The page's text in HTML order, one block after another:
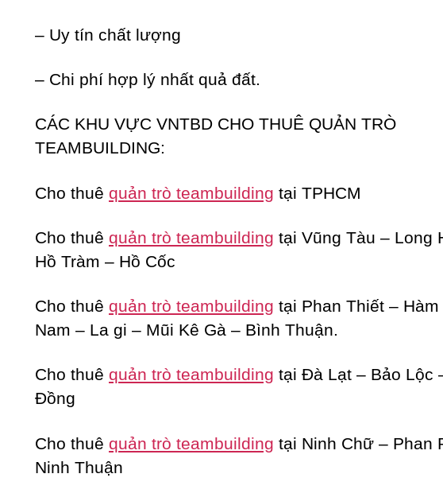
– Uy tín chất lượng
– Chi phí hợp lý nhất quả đất.
CÁC KHU VỰC VNTBD CHO THUÊ QUẢN TRÒ
TEAMBUILDING:
Cho thuê quản trò teambuilding tại TPHCM
Cho thuê quản trò teambuilding tại Vũng Tàu – Long
Hồ Tràm – Hồ Cốc
Cho thuê quản trò teambuilding tại Phan Thiết – Hàm
Nam – La gi – Mũi Kê Gà – Bình Thuận.
Cho thuê quản trò teambuilding tại Đà Lạt – Bảo Lộc
Đồng
Cho thuê quản trò teambuilding tại Ninh Chữ – Phan
Ninh Thuận